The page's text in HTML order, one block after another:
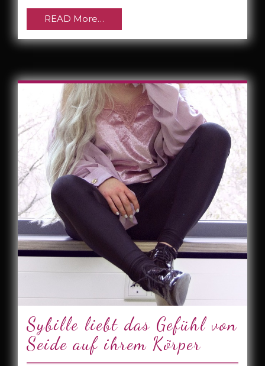
READ More…
Sybille liebt das Gefühl von
Seide auf ihrem Körper